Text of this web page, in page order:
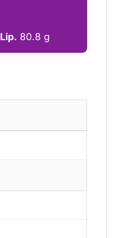
Lip. 80.8 g